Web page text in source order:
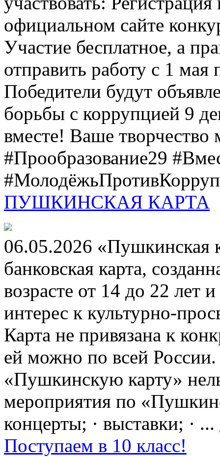
официальном сайте
Участие бесплатное, а
отправить работу с 1 мая
Победители будут
борьбы с коррупцией 9
вместе! Ваше творчество
#Прообразование29
ПУШКИНСКАЯ КАРТА
06.05.2026 «Пушкинская
банковская карта,
возрасте от 14 до 22 лет
интерес к культурно-
Карта не привязана к
ей можно по всей
«Пушкинскую карту»
мероприятия по
концерты; · выставки; · ...
Поступаем в 10 класс!